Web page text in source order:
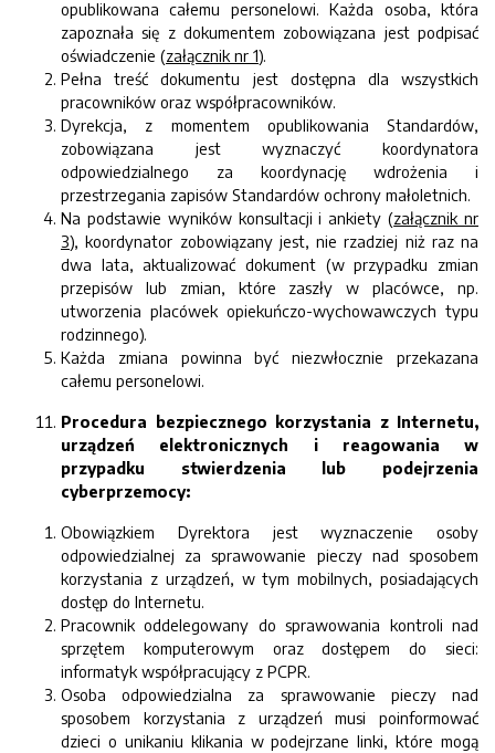
opublikowana całemu personelowi. Każda osoba, która
zapoznała się z dokumentem zobowiązana jest podpisać
oświadczenie (załącznik nr 1).
Pełna treść dokumentu jest dostępna dla wszystkich
pracowników oraz współpracowników.
Dyrekcja, z momentem opublikowania Standardów,
zobowiązana jest wyznaczyć koordynatora
odpowiedzialnego za koordynację wdrożenia i
przestrzegania zapisów Standardów ochrony małoletnich.
Na podstawie wyników konsultacji i ankiety (załącznik nr
3), koordynator zobowiązany jest, nie rzadziej niż raz na
dwa lata, aktualizować dokument (w przypadku zmian
przepisów lub zmian, które zaszły w placówce, np.
utworzenia placówek opiekuńczo-wychowawczych typu
rodzinnego).
Każda zmiana powinna być niezwłocznie przekazana
całemu personelowi.
Procedura bezpiecznego korzystania z Internetu,
urządzeń elektronicznych i reagowania w
przypadku stwierdzenia lub podejrzenia
cyberprzemocy:
Obowiązkiem Dyrektora jest wyznaczenie osoby
odpowiedzialnej za sprawowanie pieczy nad sposobem
korzystania z urządzeń, w tym mobilnych, posiadających
dostęp do Internetu.
Pracownik oddelegowany do sprawowania kontroli nad
sprzętem komputerowym oraz dostępem do sieci:
informatyk współpracujący z PCPR.
Osoba odpowiedzialna za sprawowanie pieczy nad
sposobem korzystania z urządzeń musi poinformować
dzieci o unikaniu klikania w podejrzane linki, które mogą